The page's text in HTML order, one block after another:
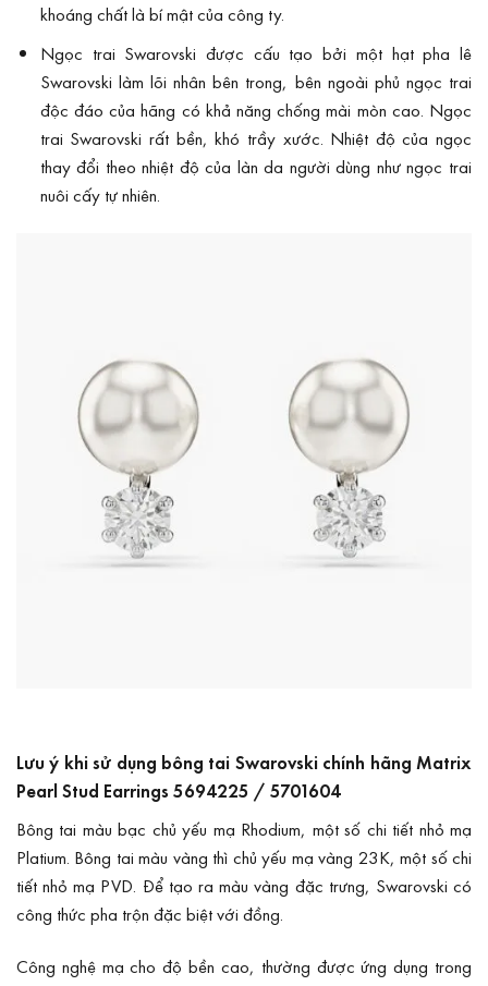
khoáng chất là bí mật của công ty.
Ngọc trai Swarovski được cấu tạo bởi một hạt pha lê
Swarovski làm lõi nhân bên trong, bên ngoài phủ ngọc trai
độc đáo của hãng có khả năng chống mài mòn cao. Ngọc
trai Swarovski rất bền, khó trầy xước. Nhiệt độ của ngọc
thay đổi theo nhiệt độ của làn da người dùng như ngọc trai
nuôi cấy tự nhiên.
Lưu ý khi sử dụng bông tai Swarovski chính hãng Matrix
Pearl Stud Earrings 5694225 / 5701604
Bông tai màu bạc chủ yếu mạ Rhodium, một số chi tiết nhỏ mạ
Platium. Bông tai màu vàng thì chủ yếu mạ vàng 23K, một số chi
tiết nhỏ mạ PVD. Để tạo ra màu vàng đặc trưng, Swarovski có
công thức pha trộn đặc biệt với đồng.
Công nghệ mạ cho độ bền cao, thường được ứng dụng trong